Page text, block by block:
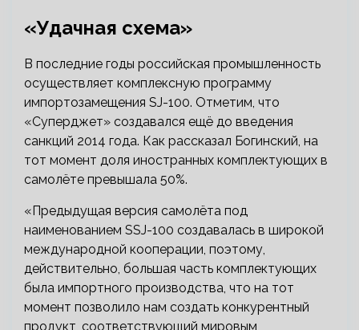
«Удачная схема»
В последние годы российская промышленность
осуществляет комплексную программу
импортозамещения SJ-100. Отметим, что
«Суперджет» создавался ещё до введения
санкций 2014 года. Как рассказал Богинский, на
тот момент доля иностранных комплектующих в
самолёте превышала 50%.
«Предыдущая версия самолёта под
наименованием SSJ-100 создавалась в широкой
международной кооперации, поэтому,
действительно, большая часть комплектующих
была импортного производства, что на тот
момент позволило нам создать конкурентный
продукт, соответствующий мировым